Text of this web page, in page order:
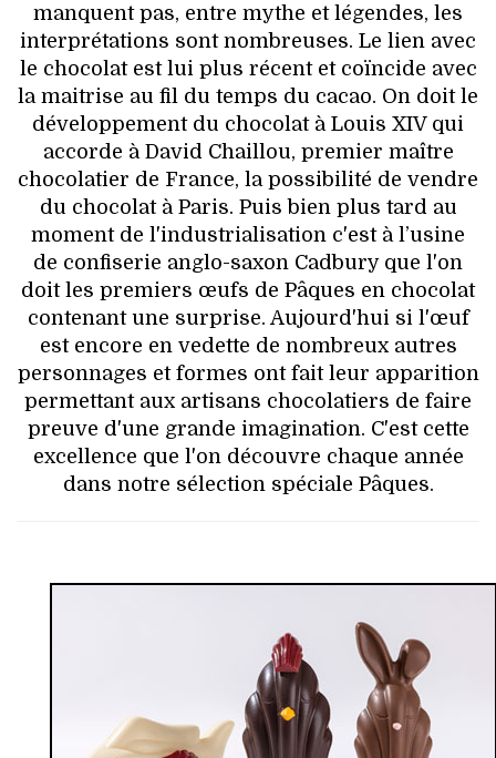
manquent pas, entre mythe et légendes, les
interprétations sont nombreuses. Le lien avec
le chocolat est lui plus récent et coïncide avec
la maitrise au fil du temps du cacao. On doit le
développement du chocolat à Louis XIV qui
accorde à David Chaillou, premier maître
chocolatier de France, la possibilité de vendre
du chocolat à Paris. Puis bien plus tard au
moment de l'industrialisation c'est à l’usine
de confiserie anglo-saxon Cadbury que l'on
doit les premiers œufs de Pâques en chocolat
contenant une surprise. Aujourd'hui si l'œuf
est encore en vedette de nombreux autres
personnages et formes ont fait leur apparition
permettant aux artisans chocolatiers de faire
preuve d'une grande imagination. C'est cette
excellence que l'on découvre chaque année
dans notre sélection spéciale Pâques.